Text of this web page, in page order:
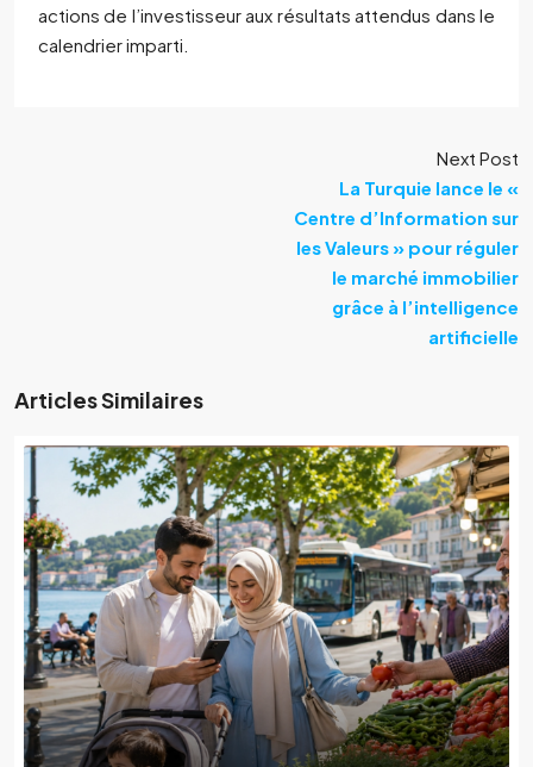
actions de l’investisseur aux résultats attendus dans le
calendrier imparti.
Next Post
La Turquie lance le «
Centre d’Information sur
les Valeurs » pour réguler
le marché immobilier
grâce à l’intelligence
artificielle
Articles Similaires